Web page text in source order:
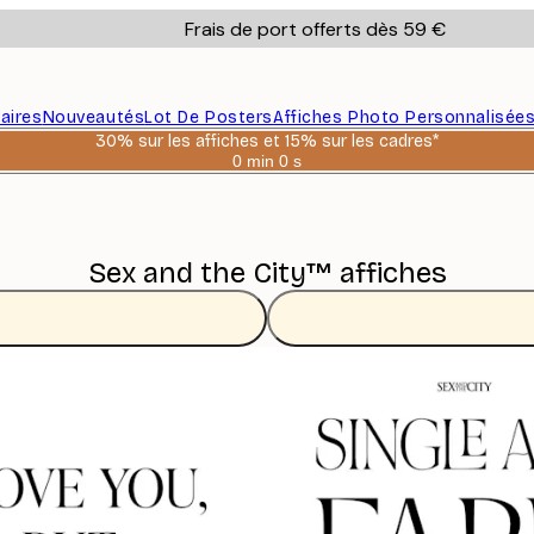
Frais de port offerts dès 59 €
NouveautésLot De PostersAffiches Photo
30% sur les affiches et 15% sur les cadres*
0 min 0 s
Valable
06
Sex and the City™ affiches